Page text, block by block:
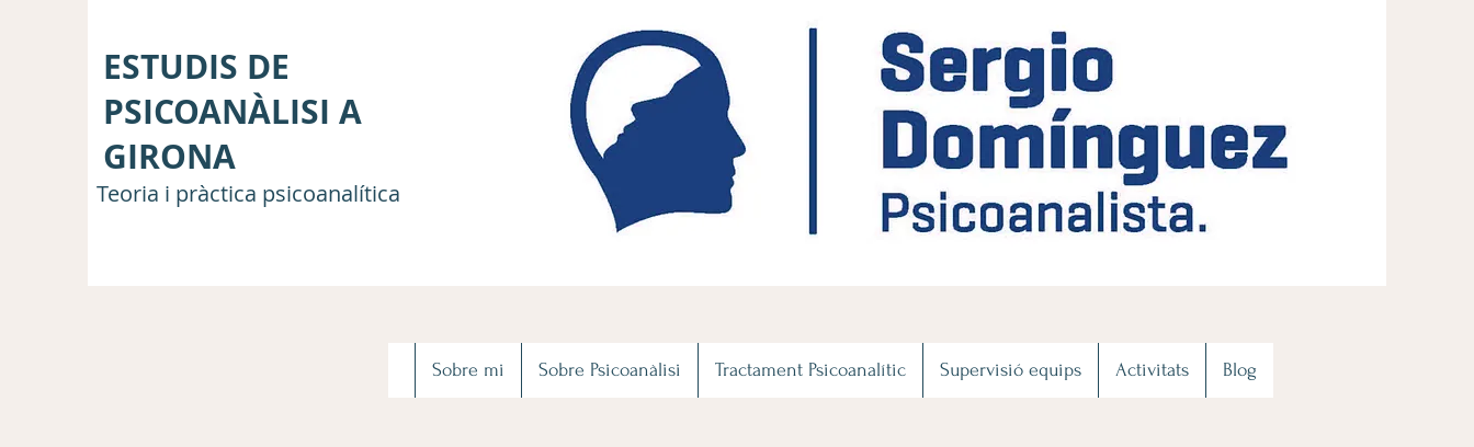
ESTUDIS DE
PSICOANÀLISI A
GIRONA
Teoria i pràctica psicoanalítica
Sobre mi Sobre Psicoanàlisi Tractament Psicoanalític Supervisió equips Activitats Blog